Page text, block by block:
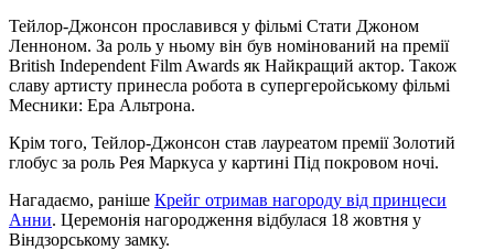
Тейлор-Джонсон прославився у фільмі Стати Джоном
Ленноном. За роль у ньому він був номінований на премії
British Independent Film Awards як Найкращий актор. Також
славу артисту принесла робота в супергеройському фільмі
Месники: Ера Альтрона.
Крім того, Тейлор-Джонсон став лауреатом премії Золотий
глобус за роль Рея Маркуса у картині Під покровом ночі.
Нагадаємо, раніше Крейг отримав нагороду від принцеси
Анни. Церемонія нагородження відбулася 18 жовтня у
Віндзорському замку.